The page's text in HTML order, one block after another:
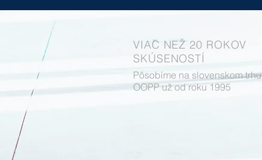
VIAC NEŽ 20 ROKOV
SKÚSENOSTÍ
Pôsobíme na slovenskom trhu
OOPP už od roku 1995